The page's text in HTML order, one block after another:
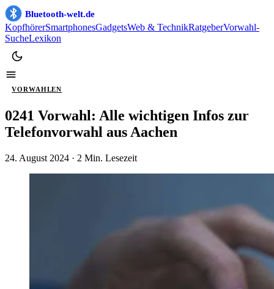
Bluetooth-welt.de
KopfhörerSmartphonesGadgetsWeb & TechnikRatgeberVorwahl-
SucheLexikon
VORWAHLEN
0241 Vorwahl: Alle wichtigen Infos zur
Telefonvorwahl aus Aachen
24. August 2024 · 2 Min. Lesezeit